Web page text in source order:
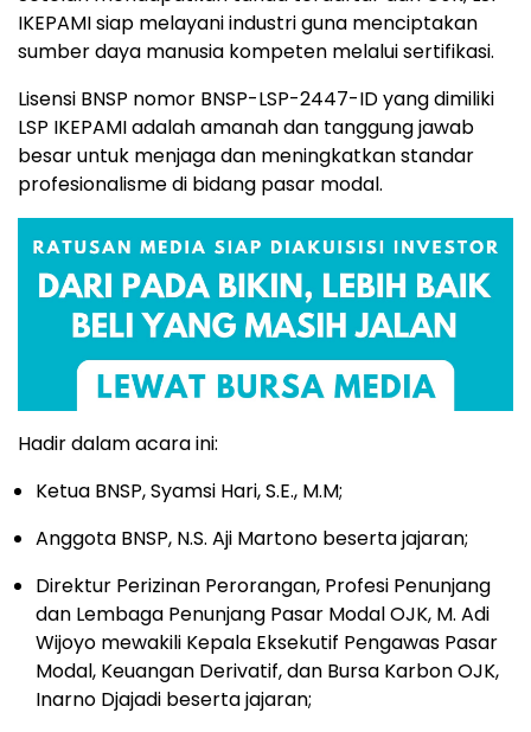
IKEPAMI siap melayani industri guna menciptakan
sumber daya manusia kompeten melalui sertifikasi.
Lisensi BNSP nomor BNSP-LSP-2447-ID yang dimiliki
LSP IKEPAMI adalah amanah dan tanggung jawab
besar untuk menjaga dan meningkatkan standar
profesionalisme di bidang pasar modal.
Hadir dalam acara ini:
Ketua BNSP, Syamsi Hari, S.E., M.M;
Anggota BNSP, N.S. Aji Martono beserta jajaran;
Direktur Perizinan Perorangan, Profesi Penunjang
dan Lembaga Penunjang Pasar Modal OJK, M. Adi
Wijoyo mewakili Kepala Eksekutif Pengawas Pasar
Modal, Keuangan Derivatif, dan Bursa Karbon OJK,
Inarno Djajadi beserta jajaran;